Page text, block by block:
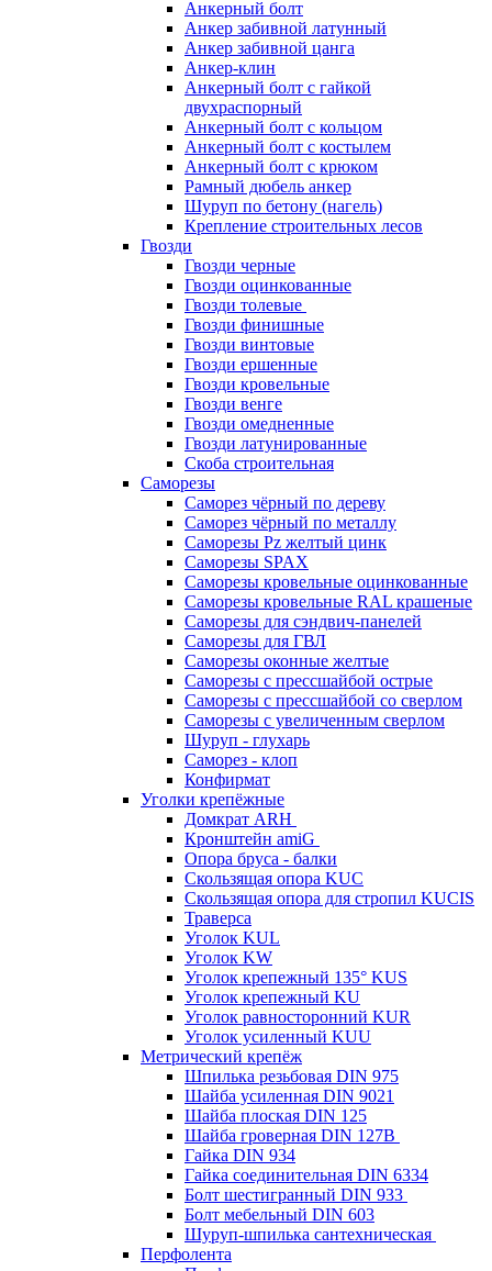
Анкерный болт
Анкер забивной латунный
Анкер забивной цанга
Анкер-клин
Анкерный болт с гайкой
двухраспорный
Анкерный болт с кольцом
Анкерный болт с костылем
Анкерный болт с крюком
Рамный дюбель анкер
Шуруп по бетону (нагель)
Крепление строительных лесов
Гвозди
Гвозди черные
Гвозди оцинкованные
Гвозди толевые
Гвозди финишные
Гвозди винтовые
Гвозди ершенные
Гвозди кровельные
Гвозди венге
Гвозди омедненные
Гвозди латунированные
Скоба строительная
Саморезы
Саморез чёрный по дереву
Саморез чёрный по металлу
Саморезы Pz желтый цинк
Саморезы SPAX
Саморезы кровельные оцинкованные
Саморезы кровельные RAL крашеные
Саморезы для сэндвич-панелей
Саморезы для ГВЛ
Саморезы оконные желтые
Саморезы с прессшайбой острые
Саморезы с прессшайбой со сверлом
Саморезы с увеличенным сверлом
Шуруп - глухарь
Саморез - клоп
Конфирмат
Уголки крепёжные
Домкрат ARH
Кронштейн amiG
Опора бруса - балки
Скользящая опора KUC
Скользящая опора для стропил KUCIS
Траверса
Уголок KUL
Уголок KW
Уголок крепежный 135° KUS
Уголок крепежный KU
Уголок равносторонний KUR
Уголок усиленный KUU
Метрический крепёж
Шпилька резьбовая DIN 975
Шайба усиленная DIN 9021
Шайба плоская DIN 125
Шайба гроверная DIN 127B
Гайка DIN 934
Гайка соединительная DIN 6334
Болт шестигранный DIN 933
Болт мебельный DIN 603
Шуруп-шпилька сантехническая
Перфолента